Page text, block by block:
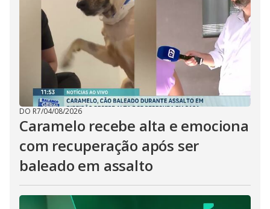
DO R7/04/08/2026
Caramelo recebe alta e emociona
com recuperação após ser
baleado em assalto